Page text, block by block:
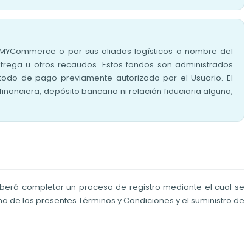
o por sus aliados logísticos a nombre del
u otros recaudos. Estos fondos son administrados
de pago previamente autorizado por el Usuario. El
depósito bancario ni relación fiduciaria alguna,
completar un proceso de registro mediante el cual se
de los presentes Términos y Condiciones y el suministro de